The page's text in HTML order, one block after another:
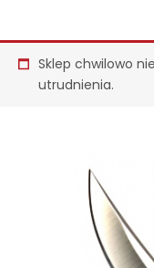
Sklep chwilowo
utrudnienia.